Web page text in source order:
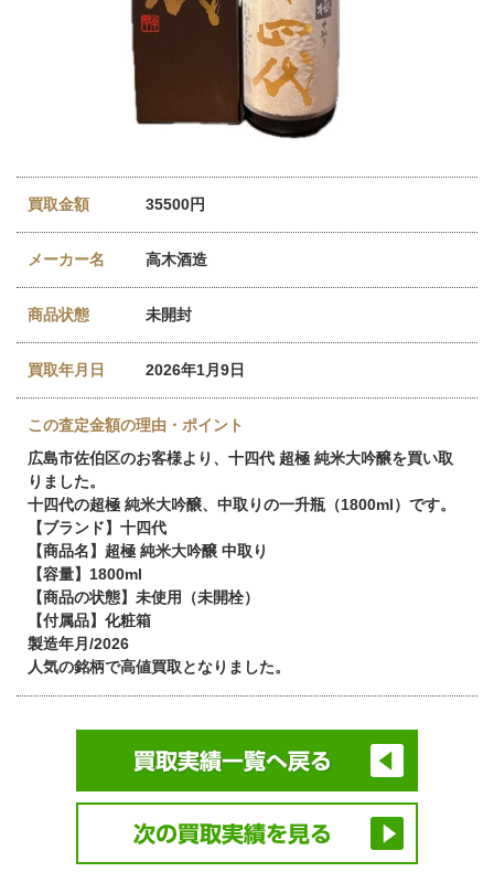
買取金額 35500円
メーカー名 高木酒造
商品状態 未開封
買取年月日 2026年1月9日
この査定金額の理由・ポイント
広島市佐伯区のお客様より、十四代 超極 純米大吟醸を買い取
りました。
十四代の超極 純米大吟醸、中取りの一升瓶（1800ml）です。
【ブランド】十四代
【商品名】超極 純米大吟醸 中取り
【容量】1800ml
【商品の状態】未使用（未開栓）
【付属品】化粧箱
製造年月/2026
人気の銘柄で高値買取となりました。